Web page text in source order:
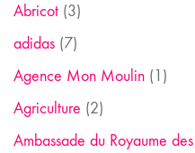
Abricot (3)
adidas (7)
Agence Mon Moulin (1)
Agriculture (2)
Ambassade du Royaume